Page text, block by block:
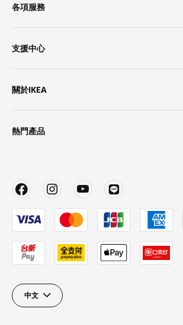
各項服務
支援中心
關於IKEA
熱門產品
中文